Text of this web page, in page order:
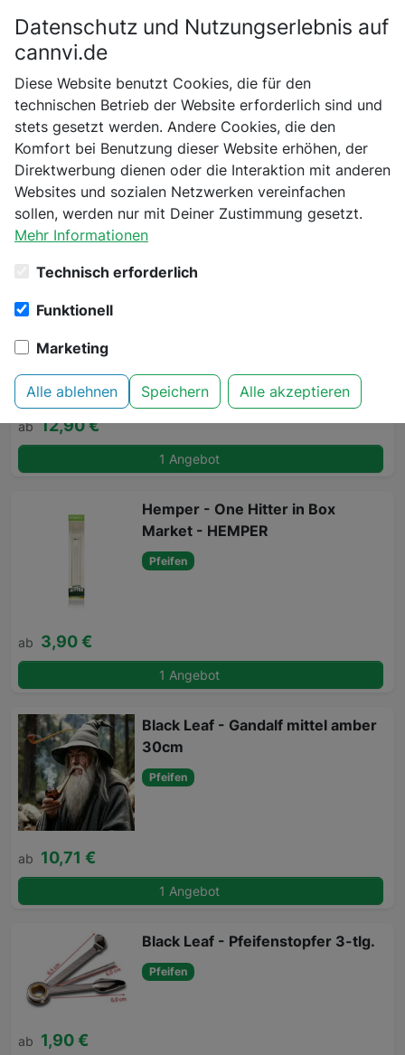
25 Produkte aus Kategorie Pfeifen
gefunden
ab 12,90 €
1 Angebot
Hemper - One Hitter in Box
Market - HEMPER
Pfeifen
ab 3,90 €
1 Angebot
Black Leaf - Gandalf mittel amber
30cm
Pfeifen
ab 10,71 €
1 Angebot
Black Leaf - Pfeifenstopfer 3-tlg.
Pfeifen
ab 1,90 €
Bitte bestätige dein Alter
Bist du schon 18 Jahre alt?
Nein Ja
Datenschutz und Nutzungserlebnis auf
cannvi.de
Diese Website benutzt Cookies, die für den
technischen Betrieb der Website erforderlich sind und
stets gesetzt werden. Andere Cookies, die den
Komfort bei Benutzung dieser Website erhöhen, der
Direktwerbung dienen oder die Interaktion mit anderen
Websites und sozialen Netzwerken vereinfachen
sollen, werden nur mit Deiner Zustimmung gesetzt.
Mehr Informationen
Technisch erforderlich
Funktionell
Marketing
Alle ablehnen Speichern Alle akzeptieren